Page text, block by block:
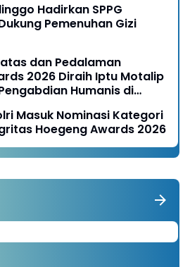
Hadirkan SPPG
Pemenuhan Gizi
dan Pedalaman
2026 Diraih Iptu Motalip
Humanis di
Masuk Nominasi Kategori
Hoegeng Awards 2026